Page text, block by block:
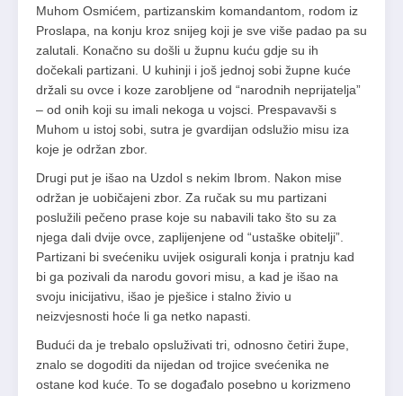
Muhom Osmićem, partizanskim komandantom, rodom iz
Proslapa, na konju kroz snijeg koji je sve više padao pa su
zalutali. Konačno su došli u župnu kuću gdje su ih
dočekali partizani. U kuhinji i još jednoj sobi župne kuće
držali su ovce i koze zarobljene od “narodnih neprijatelja”
– od onih koji su imali nekoga u vojsci. Prespavavši s
Muhom u istoj sobi, sutra je gvardijan odslužio misu iza
koje je održan zbor.
Drugi put je išao na Uzdol s nekim Ibrom. Nakon mise
održan je uobičajeni zbor. Za ručak su mu partizani
poslužili pečeno prase koje su nabavili tako što su za
njega dali dvije ovce, zaplijenjene od “ustaške obitelji”.
Partizani bi svećeniku uvijek osigurali konja i pratnju kad
bi ga pozivali da narodu govori misu, a kad je išao na
svoju inicijativu, išao je pješice i stalno živio u
neizvjesnosti hoće li ga netko napasti.
Budući da je trebalo opsluživati tri, odnosno četiri župe,
znalo se dogoditi da nijedan od trojice svećenika ne
ostane kod kuće. To se događalo posebno u korizmeno